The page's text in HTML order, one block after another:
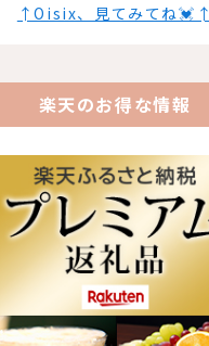
↑Oisix、見てみてね💓↑
楽天のお得な情報